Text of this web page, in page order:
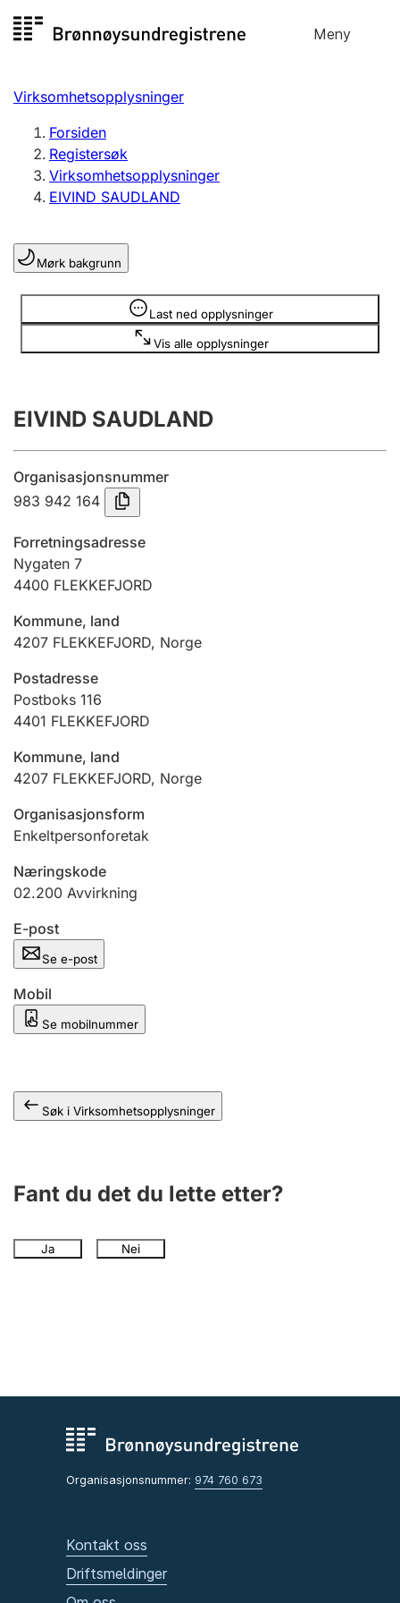
til
Meny
Registersøk
Aksjeselskap
Enkeltpersonforetak
Registrere, endre, slette
Lag og forening
Registrere, endre, slette
Årsregnskap
Innsending og forsinkelsesgebyr
Tinglysing
Jeger
Ektepaktveileder
Andre tema
Virksomhetsopplysninger
Forsiden
Registersøk
Virksomhetsopplysninger
EIVIND SAUDLAND
Mørk bakgrunn
Last ned opplysninger
Vis alle opplysninger
Opplysninger er skjult
EIVIND SAUDLAND
Organisasjonsnummer
983 942 164
Forretningsadresse
Nygaten 7
4400 FLEKKEFJORD
Kommune, land
4207 FLEKKEFJORD, Norge
Postadresse
Postboks 116
4401 FLEKKEFJORD
Kommune, land
4207 FLEKKEFJORD, Norge
Organisasjonsform
Enkeltpersonforetak
Næringskode
02.200 Avvirkning
E-post
Se e-post
Mobil
Se mobilnummer
Søk i Virksomhetsopplysninger
Fant du det du lette etter?
Ja Nei
Organisasjonsnummer: 974 760 673
Kontakt oss
Driftsmeldinger